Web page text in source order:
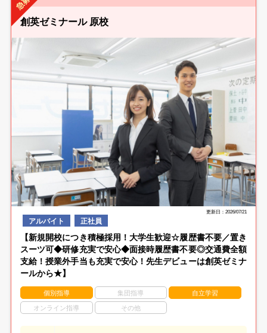
創英ゼミナール 原校
更新日：2026/07/21
アルバイト 正社員
【新規開校につき積極採用！大学生歓迎☆履歴書不要／置き
スーツ可◆研修充実で安心◆面接時履歴書不要◎交通費全額
支給！授業外手当も充実で安心！先生デビューは創英ゼミナ
ールから★】
個別指導 集団指導 自立学習
オンライン指導 その他